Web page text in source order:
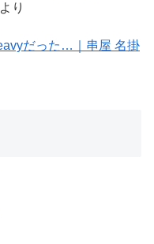
より
だった…｜串屋 名掛